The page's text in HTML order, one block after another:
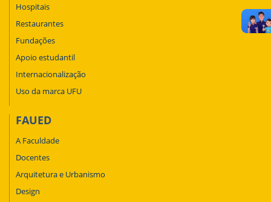
Hospitais
Restaurantes
Fundações
Apoio estudantil
Internacionalização
Uso da marca UFU
FAUED
A Faculdade
Docentes
Arquitetura e Urbanismo
Design